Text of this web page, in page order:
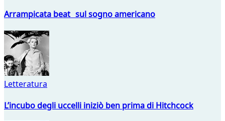
Arrampicata beat sul sogno americano
Letteratura
L’incubo degli uccelli iniziò ben prima di Hitchcock